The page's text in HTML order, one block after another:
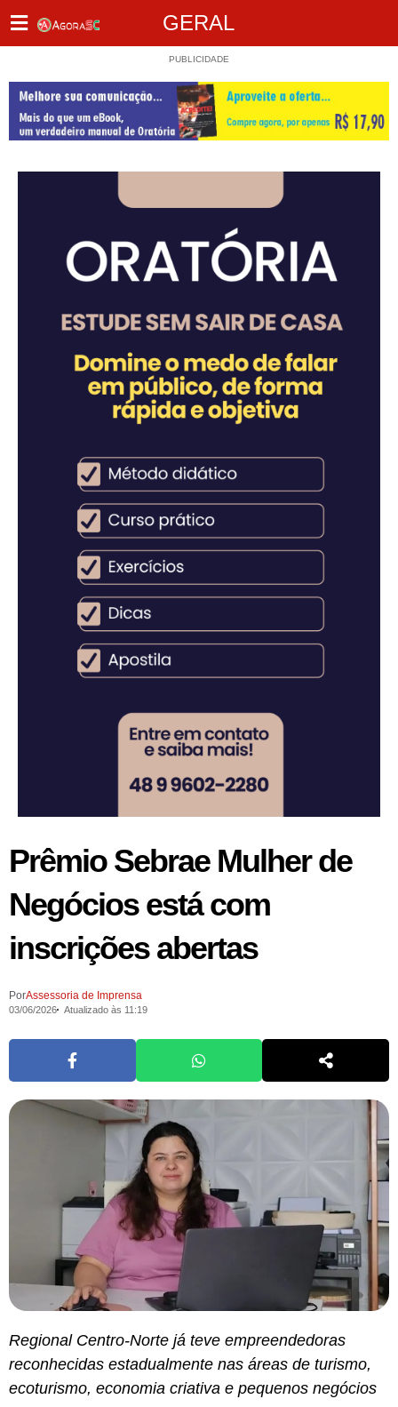
GERAL
PUBLICIDADE
Prêmio Sebrae Mulher de
Negócios está com
inscrições abertas
PorAssessoria de Imprensa
03/06/2026 Atualizado às 11:19
Regional Centro-Norte já teve empreendedoras
reconhecidas estadualmente nas áreas de turismo,
ecoturismo, economia criativa e pequenos negócios